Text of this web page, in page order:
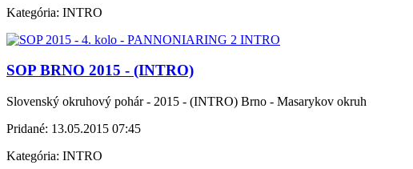
Kategória: INTRO
SOP BRNO 2015 - (INTRO)
Slovenský okruhový pohár - 2015 - (INTRO) Brno - Masarykov okruh
Pridané: 13.05.2015 07:45
Kategória: INTRO